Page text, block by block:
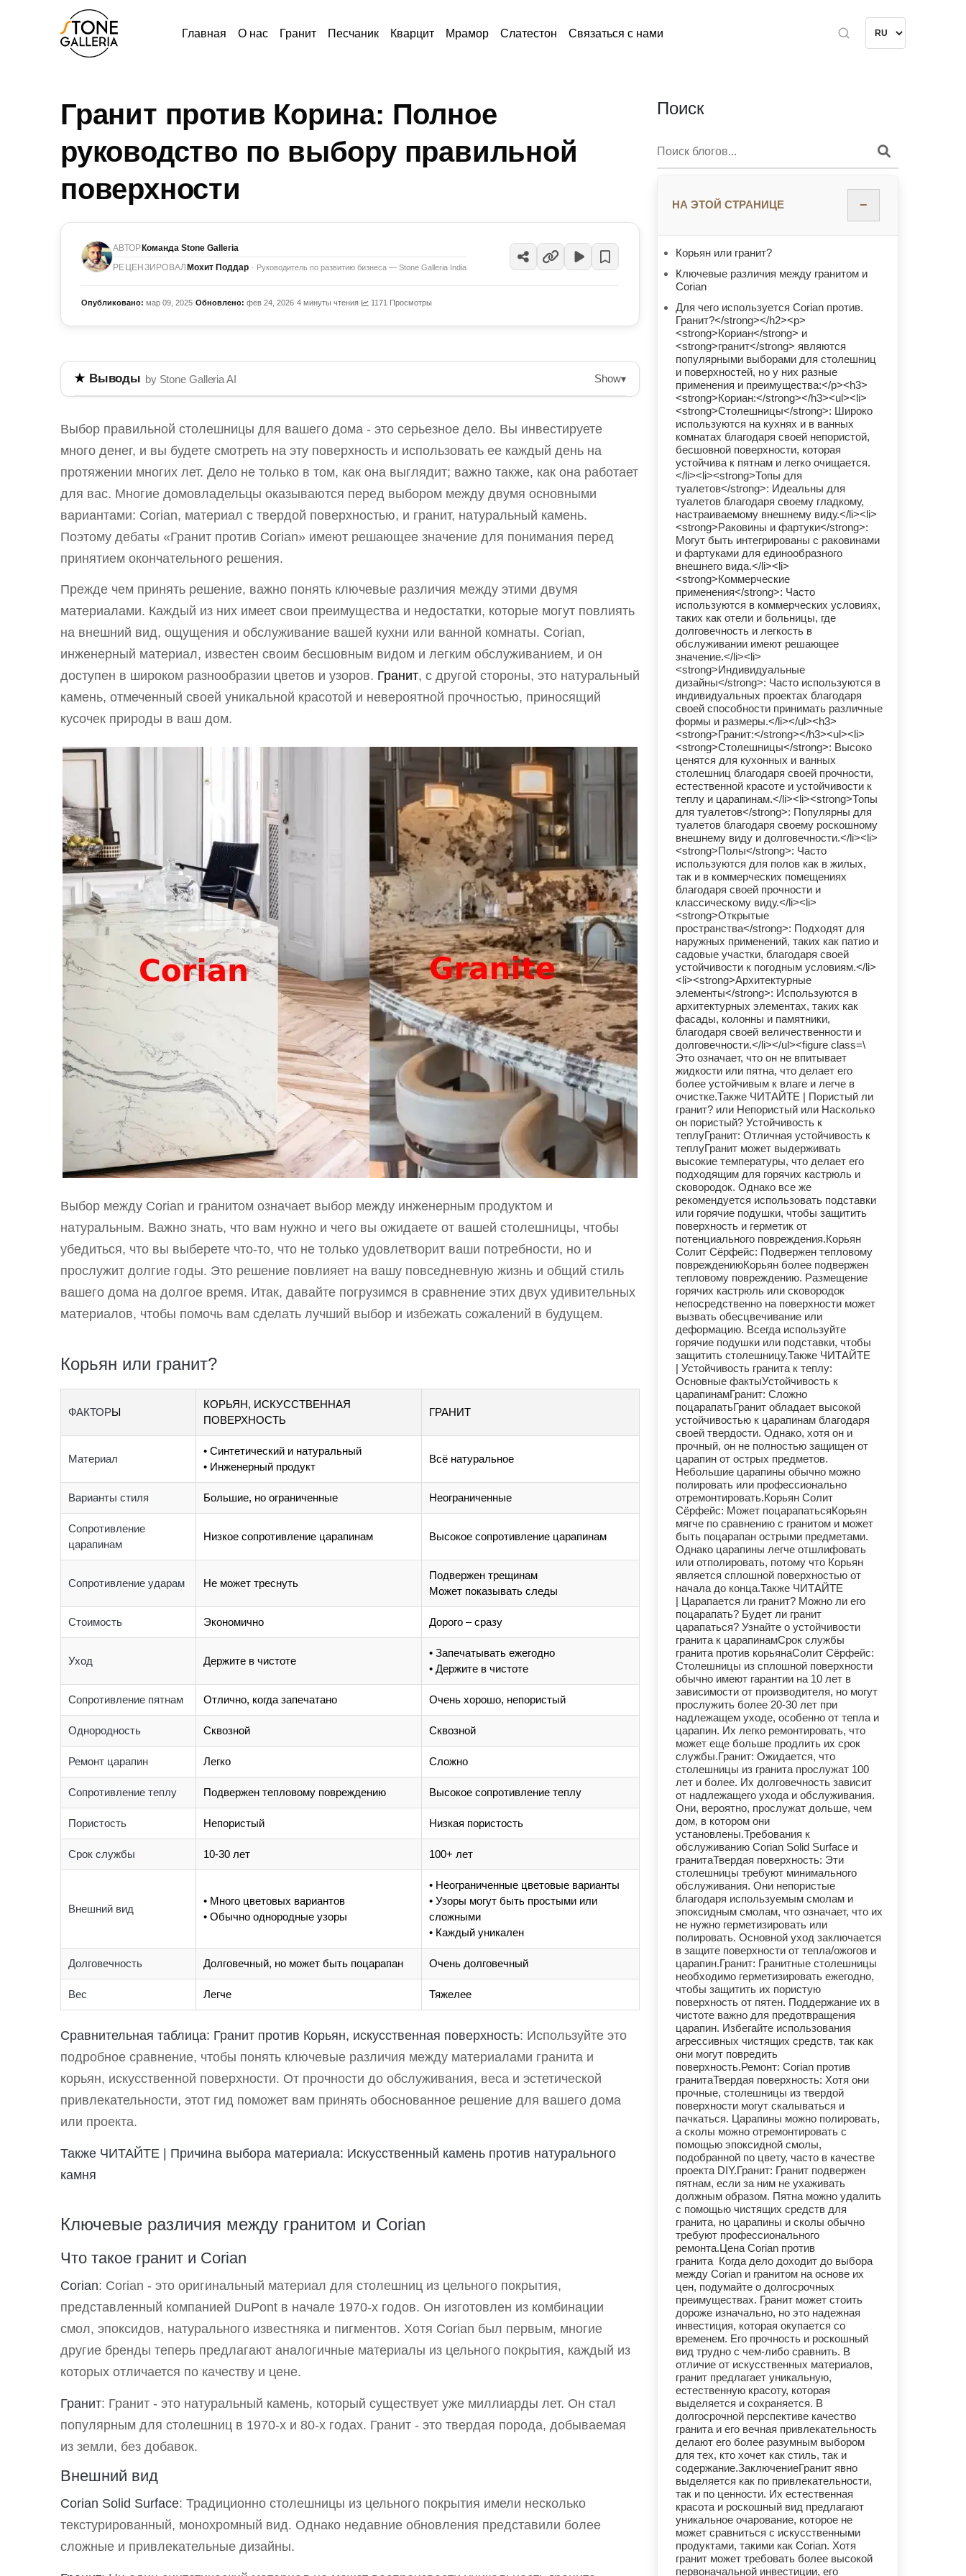
Главная О нас Гранит Песчаник Кварцит Мрамор Слатестон Связаться с нами
Гранит против Корина: Полное
руководство по выбору правильной
поверхности
АВТОР Команда Stone Galleria
РЕЦЕНЗИРОВАЛ Мохит Поддар · Руководитель по развитию бизнеса — Stone Galleria India
Опубликовано: мар 09, 2025·Обновлено: фев 24, 2026·4 минуты чтения· 1171 Просмотры
Выводы by Stone Galleria AI Show▾
различий. Корин - это искусственный, непористый материал, известный легкостью в
уходе, в то время как гранит - это натуральный камень, отмеченный своей прочностью и
уникальным внешним видом. Каждый вариант имеет свои преимущества и недостатки,
которые могут повлиять на долгосрочное удовлетворение.
Корин предлагает бесшовный вид и легче в уходе, но имеет более низкую стойкость к царапинам.
Гранит очень прочный и термостойкий, но требует ежегодной герметизации и может быть дороже.
уникальные узоры.
Понимание различий между Корином и гранитом имеет решающее значение для
принятия обоснованного выбора столешницы.
Выбор правильной столешницы для вашего дома - это серьезное дело. Вы инвестируете
много денег, и вы будете смотреть на эту поверхность и использовать ее каждый день на
протяжении многих лет. Дело не только в том, как она выглядит; важно также, как она работает
для вас. Многие домовладельцы оказываются перед выбором между двумя основными
вариантами: Corian, материал с твердой поверхностью, и гранит, натуральный камень.
Поэтому дебаты «Гранит против Corian» имеют решающее значение для понимания перед
принятием окончательного решения.
Прежде чем принять решение, важно понять ключевые различия между этими двумя
материалами. Каждый из них имеет свои преимущества и недостатки, которые могут повлиять
на внешний вид, ощущения и обслуживание вашей кухни или ванной комнаты. Corian,
инженерный материал, известен своим бесшовным видом и легким обслуживанием, и он
доступен в широком разнообразии цветов и узоров. Гранит, с другой стороны, это натуральный
камень, отмеченный своей уникальной красотой и невероятной прочностью, приносящий
кусочек природы в ваш дом.
Выбор между Corian и гранитом означает выбор между инженерным продуктом и
натуральным. Важно знать, что вам нужно и чего вы ожидаете от вашей столешницы, чтобы
убедиться, что вы выберете что-то, что не только удовлетворит ваши потребности, но и
прослужит долгие годы. Это решение повлияет на вашу повседневную жизнь и общий стиль
вашего дома на долгое время. Итак, давайте погрузимся в сравнение этих двух удивительных
материалов, чтобы помочь вам сделать лучший выбор и избежать сожалений в будущем.
Корьян или гранит?
ФАКТОРЫ
КОРЬЯН, ИСКУССТВЕННАЯ
ПОВЕРХНОСТЬ
ГРАНИТ
Материал
• Синтетический и натуральный
• Инженерный продукт
Всё натуральное
Варианты стиля Большие, но ограниченные Неограниченные
Сопротивление
царапинам
Низкое сопротивление царапинам Высокое сопротивление царапинам
Сопротивление ударам Не может треснуть
Подвержен трещинам
Может показывать следы
Стоимость Экономично Дорого – сразу
Уход Держите в чистоте
• Запечатывать ежегодно
• Держите в чистоте
Сопротивление пятнам Отлично, когда запечатано Очень хорошо, непористый
Однородность Сквозной Сквозной
Ремонт царапин Легко Сложно
Сопротивление теплу Подвержен тепловому повреждению Высокое сопротивление теплу
Пористость Непористый Низкая пористость
Срок службы 10-30 лет 100+ лет
Внешний вид
• Много цветовых вариантов
• Обычно однородные узоры
• Неограниченные цветовые варианты
• Узоры могут быть простыми или
сложными
• Каждый уникален
Долговечность Долговечный, но может быть поцарапан Очень долговечный
Вес Легче Тяжелее
Сравнительная таблица: Гранит против Корьян, искусственная поверхность: Используйте это
подробное сравнение, чтобы понять ключевые различия между материалами гранита и
корьян, искусственной поверхности. От прочности до обслуживания, веса и эстетической
привлекательности, этот гид поможет вам принять обоснованное решение для вашего дома
или проекта.
Также ЧИТАЙТЕ | Причина выбора материала: Искусственный камень против натурального
камня
Ключевые различия между гранитом и Corian
Что такое гранит и Corian
Corian: Corian - это оригинальный материал для столешниц из цельного покрытия,
представленный компанией DuPont в начале 1970-х годов. Он изготовлен из комбинации
смол, эпоксидов, натурального известняка и пигментов. Хотя Corian был первым, многие
другие бренды теперь предлагают аналогичные материалы из цельного покрытия, каждый из
которых отличается по качеству и цене.
Гранит: Гранит - это натуральный камень, который существует уже миллиарды лет. Он стал
популярным для столешниц в 1970-х и 80-х годах. Гранит - это твердая порода, добываемая
из земли, без добавок.
Внешний вид
Corian Solid Surface: Традиционно столешницы из цельного покрытия имели несколько
текстурированный, монохромный вид. Однако недавние обновления представили более
сложные и привлекательные дизайны.
Поиск
НА ЭТОЙ СТРАНИЦЕ −
Корьян или гранит?
Ключевые различия между гранитом и
Corian
Для чего используется Corian против.
Гранит?</strong></h2><p>
<strong>Кориан</strong> и
<strong>гранит</strong> являются
популярными выборами для столешниц
и поверхностей, но у них разные
применения и преимущества:</p><h3>
<strong>Кориан:</strong></h3><ul><li>
<strong>Столешницы</strong>: Широко
используются на кухнях и в ванных
комнатах благодаря своей непористой,
бесшовной поверхности, которая
устойчива к пятнам и легко очищается.
</li><li><strong>Топы для
туалетов</strong>: Идеальны для
туалетов благодаря своему гладкому,
настраиваемому внешнему виду.</li><li>
<strong>Раковины и фартуки</strong>:
Могут быть интегрированы с раковинами
и фартуками для единообразного
внешнего вида.</li><li>
<strong>Коммерческие
применения</strong>: Часто
используются в коммерческих условиях,
таких как отели и больницы, где
долговечность и легкость в
обслуживании имеют решающее
значение.</li><li>
<strong>Индивидуальные
дизайны</strong>: Часто используются в
индивидуальных проектах благодаря
своей способности принимать различные
формы и размеры.</li></ul><h3>
<strong>Гранит:</strong></h3><ul><li>
<strong>Столешницы</strong>: Высоко
ценятся для кухонных и ванных
столешниц благодаря своей прочности,
естественной красоте и устойчивости к
теплу и царапинам.</li><li><strong>Топы
для туалетов</strong>: Популярны для
туалетов благодаря своему роскошному
внешнему виду и долговечности.</li><li>
<strong>Полы</strong>: Часто
используются для полов как в жилых,
так и в коммерческих помещениях
благодаря своей прочности и
классическому виду.</li><li>
<strong>Открытые
пространства</strong>: Подходят для
наружных применений, таких как патио и
садовые участки, благодаря своей
устойчивости к погодным условиям.</li>
<li><strong>Архитектурные
элементы</strong>: Используются в
архитектурных элементах, таких как
фасады, колонны и памятники,
благодаря своей величественности и
долговечности.</li></ul><figure class=\
Это означает, что он не впитывает
жидкости или пятна, что делает его
более устойчивым к влаге и легче в
очистке.Также ЧИТАЙТЕ | Пористый ли
гранит? или Непористый или Насколько
он пористый? Устойчивость к
теплуГранит: Отличная устойчивость к
теплуГранит может выдерживать
высокие температуры, что делает его
подходящим для горячих кастрюль и
сковородок. Однако все же
рекомендуется использовать подставки
или горячие подушки, чтобы защитить
поверхность и герметик от
потенциального повреждения.Корьян
Солит Сёрфейс: Подвержен тепловому
повреждениюКорьян более подвержен
тепловому повреждению. Размещение
горячих кастрюль или сковородок
непосредственно на поверхности может
вызвать обесцвечивание или
деформацию. Всегда используйте
горячие подушки или подставки, чтобы
защитить столешницу.Также ЧИТАЙТЕ
| Устойчивость гранита к теплу:
Основные фактыУстойчивость к
царапинамГранит: Сложно
поцарапатьГранит обладает высокой
устойчивостью к царапинам благодаря
своей твердости. Однако, хотя он и
прочный, он не полностью защищен от
царапин от острых предметов.
Небольшие царапины обычно можно
полировать или профессионально
отремонтировать.Корьян Солит
Сёрфейс: Может поцарапатьсяКорьян
мягче по сравнению с гранитом и может
быть поцарапан острыми предметами.
Однако царапины легче отшлифовать
или отполировать, потому что Корьян
является сплошной поверхностью от
начала до конца.Также ЧИТАЙТЕ
| Царапается ли гранит? Можно ли его
поцарапать? Будет ли гранит
царапаться? Узнайте о устойчивости
гранита к царапинамСрок службы
гранита против корьянаСолит Сёрфейс:
Столешницы из сплошной поверхности
обычно имеют гарантии на 10 лет в
зависимости от производителя, но могут
прослужить более 20-30 лет при
надлежащем уходе, особенно от тепла и
царапин. Их легко ремонтировать, что
может еще больше продлить их срок
службы.Гранит: Ожидается, что
столешницы из гранита прослужат 100
лет и более. Их долговечность зависит
от надлежащего ухода и обслуживания.
Они, вероятно, прослужат дольше, чем
дом, в котором они
установлены.Требования к
обслуживанию Corian Solid Surface и
гранитаТвердая поверхность: Эти
столешницы требуют минимального
обслуживания. Они непористые
благодаря используемым смолам и
эпоксидным смолам, что означает, что их
не нужно герметизировать или
полировать. Основной уход заключается
в защите поверхности от тепла/ожогов и
царапин.Гранит: Гранитные столешницы
необходимо герметизировать ежегодно,
чтобы защитить их пористую
поверхность от пятен. Поддержание их в
чистоте важно для предотвращения
царапин. Избегайте использования
агрессивных чистящих средств, так как
они могут повредить
поверхность.Ремонт: Corian против
гранитаТвердая поверхность: Хотя они
прочные, столешницы из твердой
поверхности могут скалываться и
пачкаться. Царапины можно полировать,
а сколы можно отремонтировать с
помощью эпоксидной смолы,
подобранной по цвету, часто в качестве
проекта DIY.Гранит: Гранит подвержен
пятнам, если за ним не ухаживать
должным образом. Пятна можно удалить
с помощью чистящих средств для
гранита, но царапины и сколы обычно
требуют профессионального
ремонта.Цена Corian против
гранита Когда дело доходит до выбора
между Corian и гранитом на основе их
цен, подумайте о долгосрочных
преимуществах. Гранит может стоить
дороже изначально, но это надежная
инвестиция, которая окупается со
временем. Его прочность и роскошный
вид трудно с чем-либо сравнить. В
отличие от искусственных материалов,
гранит предлагает уникальную,
естественную красоту, которая
выделяется и сохраняется. В
долгосрочной перспективе качество
гранита и его вечная привлекательность
делают его более разумным выбором
для тех, кто хочет как стиль, так и
содержание.ЗаключениеГранит явно
выделяется как по привлекательности,
так и по ценности. Их естественная
красота и роскошный вид предлагают
уникальное очарование, которое не
может сравниться с искусственными
продуктами, такими как Corian. Хотя
гранит может требовать более высокой
первоначальной инвестиции, его